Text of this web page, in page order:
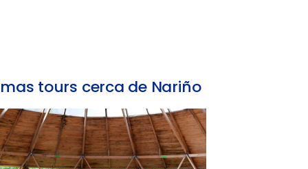
mas tours cerca de Nariño